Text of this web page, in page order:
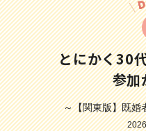
とにかく30
参加
～【関東版】既婚